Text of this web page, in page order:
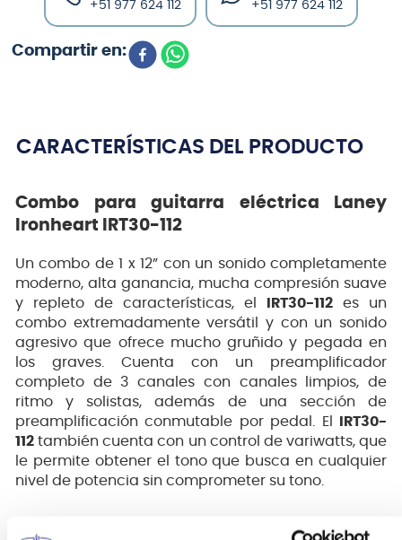
+51 977 624 112 +51 977 624 112
CARACTERÍSTICAS DEL PRODUCTO
Combo para guitarra eléctrica Laney
Ironheart IRT30-112
Un combo de 1 x 12” con un sonido completamente
moderno, alta ganancia, mucha compresión suave
y repleto de características, el
IRT30-112 es un
combo extremadamente versátil y con un sonido
agresivo que ofrece mucho gruñido y pegada en
los graves. Cuenta con un preamplificador
completo de 3 canales con canales limpios, de
ritmo y solistas, además de una sección de
preamplificación conmutable por pedal. El
IRT30-
112 también cuenta con un control de variwatts, que
le permite obtener el tono que busca en cualquier
nivel de potencia sin comprometer su tono.